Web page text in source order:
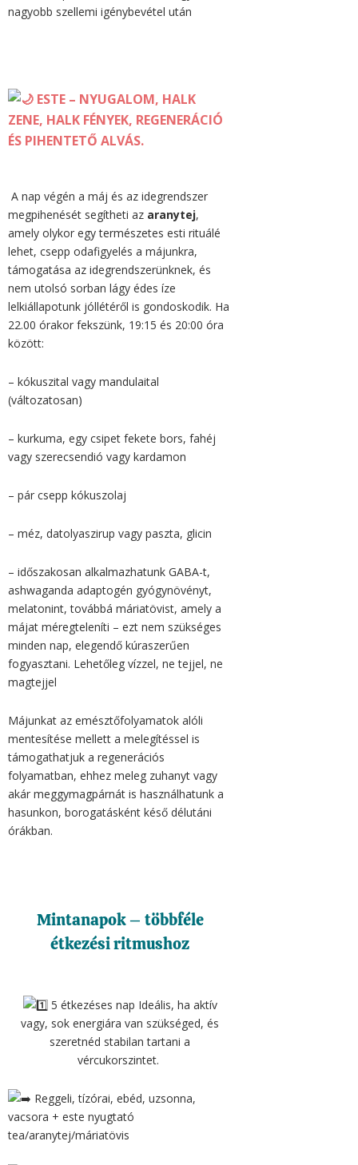
nagyobb szellemi igénybevétel után
ESTE – NYUGALOM, HALK
ZENE, HALK FÉNYEK, REGENERÁCIÓ
ÉS PIHENTETŐ ALVÁS.
A nap végén a máj és az idegrendszer
megpihenését segítheti az aranytej,
amely olykor egy természetes esti rituálé
lehet, csepp odafigyelés a májunkra,
támogatása az idegrendszerünknek, és
nem utolsó sorban lágy édes íze
lelkiállapotunk jóllétéről is gondoskodik. Ha
22.00 órakor fekszünk, 19:15 és 20:00 óra
között:
– kókuszital vagy mandulaital
(változatosan)
– kurkuma, egy csipet fekete bors, fahéj
vagy szerecsendió vagy kardamon
– pár csepp kókuszolaj
– méz, datolyaszirup vagy paszta, glicin
– időszakosan alkalmazhatunk GABA-t,
ashwaganda adaptogén gyógynövényt,
melatonint, továbbá máriatövist, amely a
májat méregteleníti – ezt nem szükséges
minden nap, elegendő kúraszerűen
fogyasztani. Lehetőleg vízzel, ne tejjel, ne
magtejjel
Májunkat az emésztőfolyamatok alóli
mentesítése mellett a melegítéssel is
támogathatjuk a regenerációs
folyamatban, ehhez meleg zuhanyt vagy
akár meggymagpárnát is használhatunk a
hasunkon, borogatásként késő délutáni
órákban.
Mintanapok – többféle
étkezési ritmushoz
5 étkezéses nap Ideális, ha aktív
vagy, sok energiára van szükséged, és
szeretnéd stabilan tartani a
vércukorszintet.
Reggeli, tízórai, ebéd, uzsonna,
vacsora + este nyugtató
tea/aranytej/máriatövis